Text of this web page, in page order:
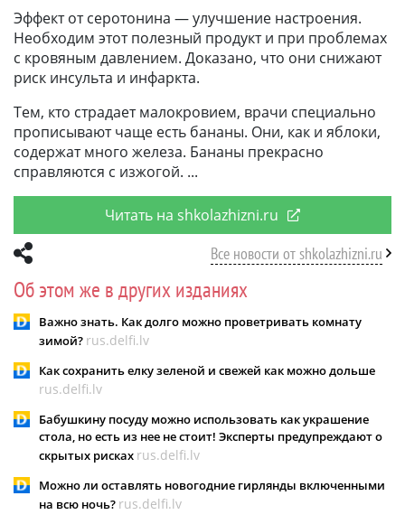
Эффект от серотонина — улучшение настроения.
Необходим этот полезный продукт и при проблемах
с кровяным давлением. Доказано, что они снижают
риск инсульта и инфаркта.
Тем, кто страдает малокровием, врачи специально
прописывают чаще есть бананы. Они, как и яблоки,
содержат много железа. Бананы прекрасно
справляются с изжогой.
Читать на shkolazhizni.ru
Все новости от shkolazhizni.ru
Об этом же в других изданиях
Важно знать. Как долго можно проветривать комнату
зимой? rus.delfi.lv
Как сохранить елку зеленой и свежей как можно дольше
rus.delfi.lv
Бабушкину посуду можно использовать как украшение
стола, но есть из нее не стоит! Эксперты предупреждают о
скрытых рисках rus.delfi.lv
Можно ли оставлять новогодние гирлянды включенными
на всю ночь? rus.delfi.lv